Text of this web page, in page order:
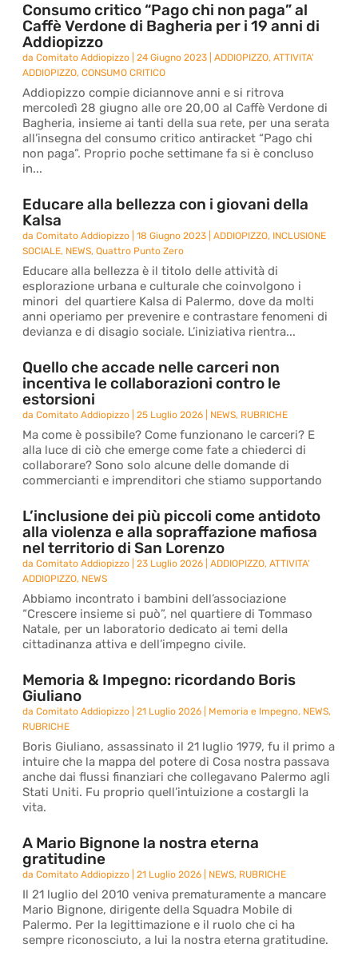
Consumo critico “Pago chi non paga” al
Caffè Verdone di Bagheria per i 19 anni di
Addiopizzo
daComitato Addiopizzo |24 Giugno 2023 |ADDIOPIZZO,ATTIVITA'
ADDIOPIZZO,CONSUMO CRITICO
Addiopizzo compie diciannove anni e si ritrova
mercoledì 28 giugno alle ore 20,00 al Caffè Verdone di
Bagheria, insieme ai tanti della sua rete, per una serata
all’insegna del consumo critico antiracket “Pago chi
non paga”. Proprio poche settimane fa si è concluso
in...
Educare alla bellezza con i giovani della
Kalsa
daComitato Addiopizzo |18 Giugno 2023 |ADDIOPIZZO, INCLUSIONE
SOCIALE, NEWS,Quattro Punto Zero
Educare alla bellezza è il titolo delle attività di
esplorazione urbana e culturale che coinvolgono i
minori del quartiere Kalsa di Palermo, dove da molti
anni operiamo per prevenire e contrastare fenomeni di
devianza e di disagio sociale. L’iniziativa rientra...
Quello che accade nelle carceri non
incentiva le collaborazioni contro le
estorsioni
daComitato Addiopizzo |25 Luglio 2026 NEWS, RUBRICHE
Ma come è possibile? Come funzionano le carceri? E
alla luce di ciò che emerge come fate a chiederci di
collaborare? Sono solo alcune delle domande di
commercianti e imprenditori che stiamo supportando
L’inclusione dei più piccoli come antidoto
alla violenza e alla sopraffazione mafiosa
nel territorio di San Lorenzo
daComitato Addiopizzo |23 Luglio 2026 |ADDIOPIZZO,ATTIVITA'
ADDIOPIZZO, NEWS
Abbiamo incontrato i bambini dell’associazione
“Crescere insieme si può”, nel quartiere di Tommaso
Natale, per un laboratorio dedicato ai temi della
cittadinanza attiva e dell’impegno civile.
Memoria & Impegno: ricordando Boris
Giuliano
daComitato Addiopizzo |21 Luglio 2026 Memoria e Impegno, NEWS,
RUBRICHE
Boris Giuliano, assassinato il 21 luglio 1979, fu il primo a
intuire che la mappa del potere di Cosa nostra passava
anche dai flussi finanziari che collegavano Palermo agli
Stati Uniti. Fu proprio quell’intuizione a costargli la
vita.
A Mario Bignone la nostra eterna
gratitudine
daComitato Addiopizzo |21 Luglio 2026 NEWS, RUBRICHE
Il 21 luglio del 2010 veniva prematuramente a mancare
Mario Bignone, dirigente della Squadra Mobile di
Palermo. Per la legittimazione e il ruolo che ci ha
sempre riconosciuto, a lui la nostra eterna gratitudine.